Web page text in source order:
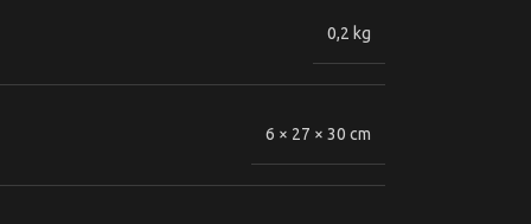
0,2 kg
6 × 27 × 30 cm